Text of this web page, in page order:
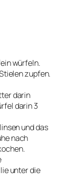
würfeln.
zupfen.
darin
darin 3
und das
nach
unter die